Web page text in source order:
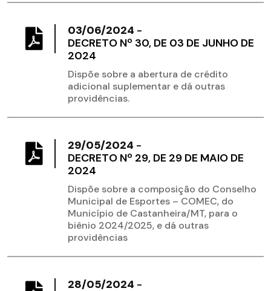
03/06/2024 -
DECRETO Nº 30, DE 03 DE JUNHO DE
2024
Dispõe sobre a abertura de crédito
adicional suplementar e dá outras
providências.
29/05/2024 -
DECRETO Nº 29, DE 29 DE MAIO DE
2024
Dispõe sobre a composição do Conselho
Municipal de Esportes – COMEC, do
Município de Castanheira/MT, para o
biênio 2024/2025, e dá outras
providências
28/05/2024 -